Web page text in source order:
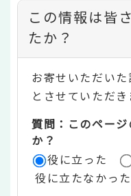
コ
ン
テ
ン
ツ
評
価
この情報は皆
たか？
お寄せいただい
とさせていただき
質問：このペー
か？
役に立った
役に立たなかった